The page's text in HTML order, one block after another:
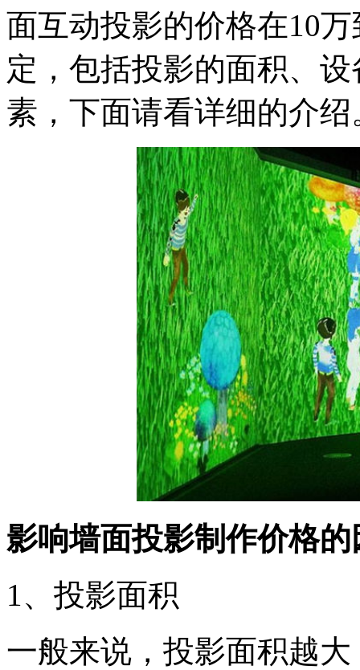
面互动投影的价格在10
定，包括投影的面积、
素，下面请看详细的介绍
影响墙面投影制作价格的
1、投影面积
一般来说，投影面积越